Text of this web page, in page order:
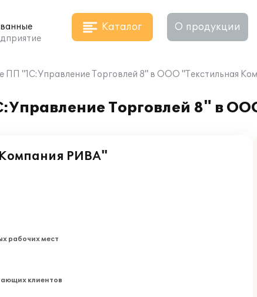
Каталог О продукции
ПП "1С:Управление Торговлей 8" в ООО "Текстильная
Торговлей 8" в
РИВА"
рабочих мест
клиентов